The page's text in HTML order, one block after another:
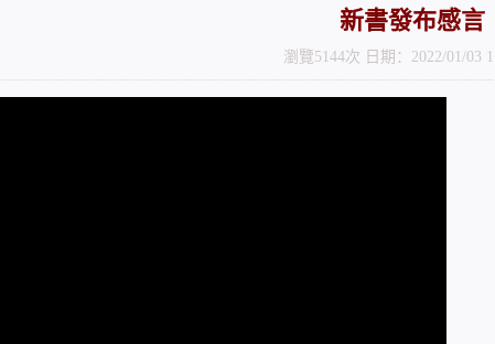
新書發布感言
瀏覽5144次 日期：2022/01/03